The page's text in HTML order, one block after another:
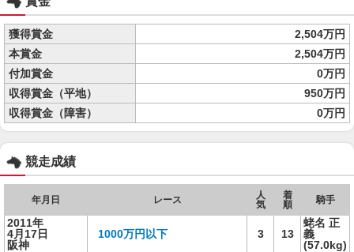
獲得賞金
2,504万円
本賞金
2,504万円
付加賞金
0万円
収得賞金（平地）
950万円
収得賞金（障害）
0万円
競走成績
年月日 レース
人
気
着
順
騎手
2011年
4月17日
阪神
1000万円以下 3 13
蛯名 正
義
(57.0kg)